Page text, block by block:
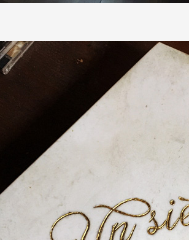
Événements
1% œuvres
public
Réseau